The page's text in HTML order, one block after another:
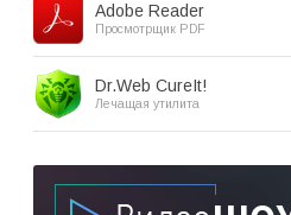
Adobe Reader
Просмотрщик PDF
Dr.Web CureIt!
Лечащая утилита